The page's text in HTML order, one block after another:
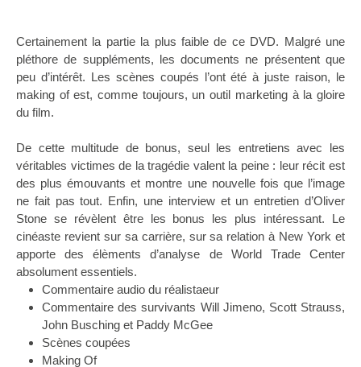
Certainement la partie la plus faible de ce DVD. Malgré une
pléthore de suppléments, les documents ne présentent que
peu d’intérêt. Les scènes coupés l’ont été à juste raison, le
making of est, comme toujours, un outil marketing à la gloire
du film.
De cette multitude de bonus, seul les entretiens avec les
véritables victimes de la tragédie valent la peine : leur récit est
des plus émouvants et montre une nouvelle fois que l’image
ne fait pas tout. Enfin, une interview et un entretien d’Oliver
Stone se révèlent être les bonus les plus intéressant. Le
cinéaste revient sur sa carrière, sur sa relation à New York et
apporte des élèments d’analyse de World Trade Center
absolument essentiels.
Commentaire audio du réalistaeur
Commentaire des survivants Will Jimeno, Scott Strauss,
John Busching et Paddy McGee
Scènes coupées
Making Of